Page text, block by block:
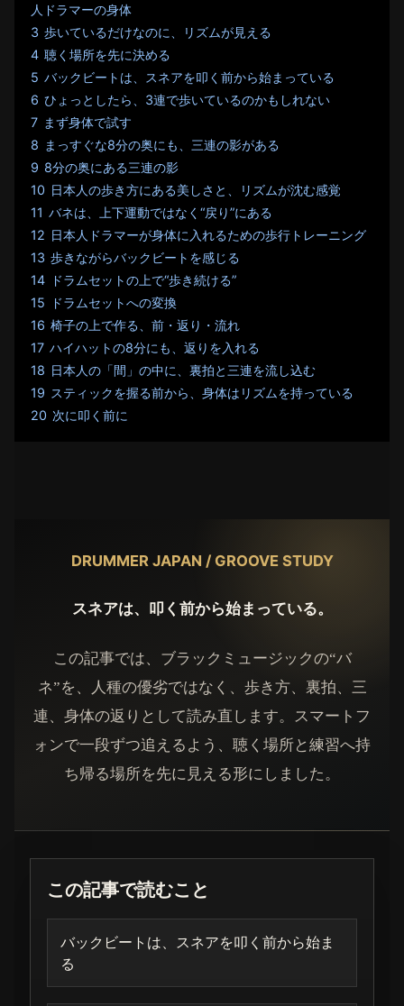
人ドラマーの身体
3 歩いているだけなのに、リズムが見える
4 聴く場所を先に決める
5 バックビートは、スネアを叩く前から始まっている
6 ひょっとしたら、3連で歩いているのかもしれない
7 まず身体で試す
8 まっすぐな8分の奥にも、三連の影がある
9 8分の奥にある三連の影
10 日本人の歩き方にある美しさと、リズムが沈む感覚
11 バネは、上下運動ではなく“戻り”にある
12 日本人ドラマーが身体に入れるための歩行トレーニング
13 歩きながらバックビートを感じる
14
ドラムセットの上で“歩き続ける”
15
ドラムセットへの変換
16 椅子の上で作る、前・返り・流れ
17 ハイハットの8分にも、返りを入れる
18 日本人の「間」の中に、裏拍と三連を流し込む
19 スティックを握る前から、身体はリズムを持っている
20 次に叩く前に
DRUMMER JAPAN / GROOVE STUDY
スネアは、叩く前から始まっている。
この記事では、ブラックミュージックの“バ
ネ”を、人種の優劣ではなく、歩き方、裏拍、三
連、身体の返りとして読み直します。スマートフ
ォンで一段ずつ追えるよう、聴く場所と練習へ持
ち帰る場所を先に見える形にしました。
この記事で読むこと
バックビートは、スネアを叩く前から始ま
る